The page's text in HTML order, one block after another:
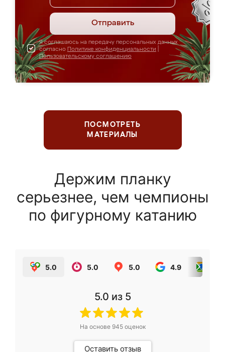
Отправить
Я соглашаюсь на передачу персональных данных
согласно Политике конфиденциальности
Пользовательскому соглашению
ПОСМОТРЕТЬ
МАТЕРИАЛЫ
Держим планку
серьезнее, чем чемпионы
по фигурному катанию
5.0 5.0 5.0 4.9
5.0 из 5
На основе 945оценок
Оставить отзыв